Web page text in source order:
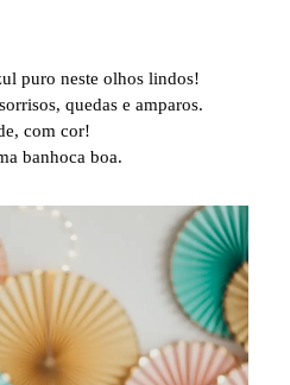
puro neste olhos lindos!
quedas e amparos.
com cor!
banhoca boa.